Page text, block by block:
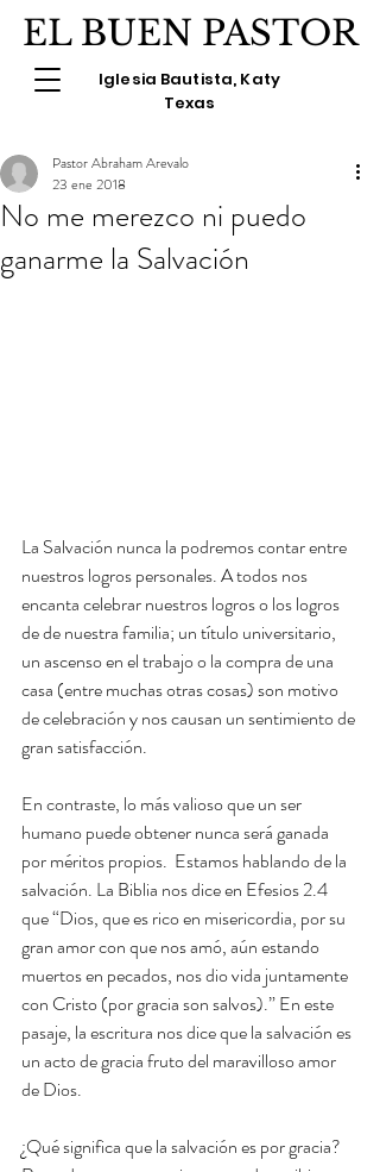
EL BUEN PASTOR
Iglesia Bautista, Katy
Texas
No me merezco ni puedo
ganarme la Salvación
Pastor Abraham Arevalo
23 ene 2018
La Salvación nunca la podremos contar entre
nuestros logros personales. A todos nos
encanta celebrar nuestros logros o los logros
de de nuestra familia; un título universitario,
un ascenso en el trabajo o la compra de una
casa (entre muchas otras cosas) son motivo
de celebración y nos causan un sentimiento de
gran satisfacción.
En contraste, lo más valioso que un ser
humano puede obtener nunca será ganada
por méritos propios.  Estamos hablando de la
salvación. La Biblia nos dice en Efesios 2.4
que “Dios, que es rico en misericordia, por su
gran amor con que nos amó, aún estando
muertos en pecados, nos dio vida juntamente
con Cristo (por gracia son salvos).” En este
pasaje, la escritura nos dice que la salvación es
un acto de gracia fruto del maravilloso amor
de Dios.
¿Qué significa que la salvación es por gracia?